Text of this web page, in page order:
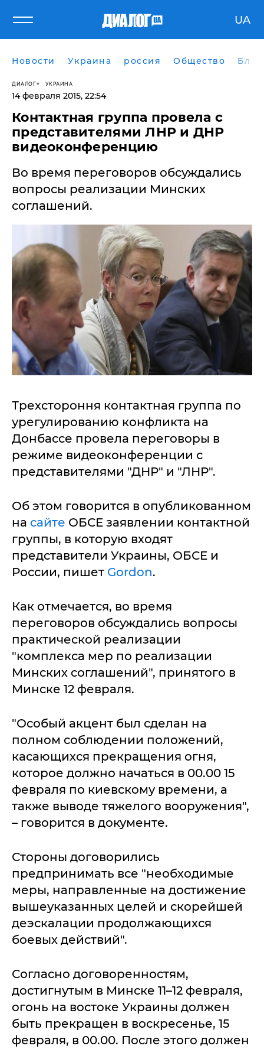
UA
Новости Украина россия Общество
ДИАЛОГ УКРАИНА
14 февраля 2015, 22:54
Контактная группа провела с
представителями ЛНР и ДНР
видеоконференцию
Во время переговоров обсуждались
вопросы реализации Минских
соглашений.
Трехстороння контактная группа по
урегулированию конфликта на
Донбассе провела переговоры в
режиме видеоконференции с
представителями "ДНР" и "ЛНР".
Об этом говорится в опубликованном
на сайте ОБСЕ заявлении контактной
группы, в которую входят
представители Украины, ОБСЕ и
России, пишет Gordon.
Как отмечается, во время
переговоров обсуждались вопросы
практической реализации
"комплекса мер по реализации
Минских соглашений", принятого в
Минске 12 февраля.
"Особый акцент был сделан на
полном соблюдении положений,
касающихся прекращения огня,
которое должно начаться в 00.00 15
февраля по киевскому времени, а
также выводе тяжелого вооружения",
– говорится в документе.
Стороны договорились
предпринимать все "необходимые
меры, направленные на достижение
вышеуказанных целей и скорейшей
деэскалации продолжающихся
боевых действий".
Согласно договоренностям,
достигнутым в Минске 11–12 февраля,
огонь на востоке Украины должен
быть прекращен в воскресенье, 15
февраля, в 00.00. После этого должен